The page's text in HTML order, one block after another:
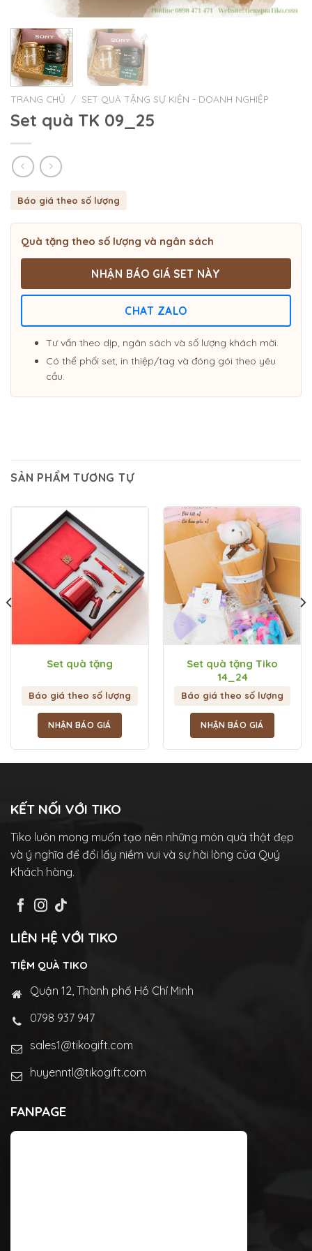
TRANG CHỦ / SET QUÀ TẶNG SỰ KIỆN - DOANH NGHIỆP
Set quà TK 09_25
Báo giá theo số lượng
Quà tặng theo số lượng và ngân sách
NHẬN BÁO GIÁ SET NÀY
CHAT ZALO
Tư vấn theo dịp, ngân sách và số lượng khách mời.
Có thể phối set, in thiệp/tag và đóng gói theo yêu
cầu.
SẢN PHẨM TƯƠNG TỰ
Set quà tặng
Báo giá theo số lượng
NHẬN BÁO GIÁ
Set quà tặng Tiko
14_24
Báo giá theo số lượng
NHẬN BÁO GIÁ
KẾT NỐI VỚI TIKO
Tiko luôn mong muốn tạo nên những món quà thật đẹp
và ý nghĩa để đổi lấy niềm vui và sự hài lòng của Quý
Khách hàng.
LIÊN HỆ VỚI TIKO
TIỆM QUÀ TIKO
Quận 12, Thành phố Hồ Chí Minh
0798 937 947
sales1@tikogift.com
huyenntl@tikogift.com
FANPAGE